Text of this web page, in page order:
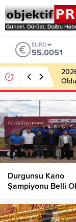
EURO
55,0051
Durgunsu Kano
Şampiyonu Belli